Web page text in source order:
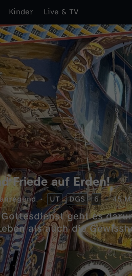
Kinder Live & TV
Friede auf Erden!
anregend UT DGS 6 45
geht es
als auch die